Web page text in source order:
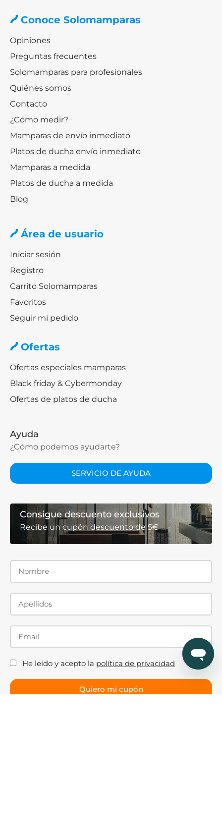
Conoce Solomamparas
Opiniones
Preguntas frecuentes
Solomamparas para profesionales
Quiénes somos
Contacto
¿Cómo medir?
Mamparas de envío inmediato
Platos de ducha envío inmediato
Mamparas a medida
Platos de ducha a medida
Blog
Área de usuario
Iniciar sesión
Registro
Carrito Solomamparas
Favoritos
Seguir mi pedido
Ofertas
Ofertas especiales mamparas
Black friday & Cybermonday
Ofertas de platos de ducha
Ayuda
¿Cómo podemos ayudarte?
SERVICIO DE AYUDA
Consigue descuento exclusivos
Recibe un cupón descuento de 5€
He leído y acepto la política de privacidad